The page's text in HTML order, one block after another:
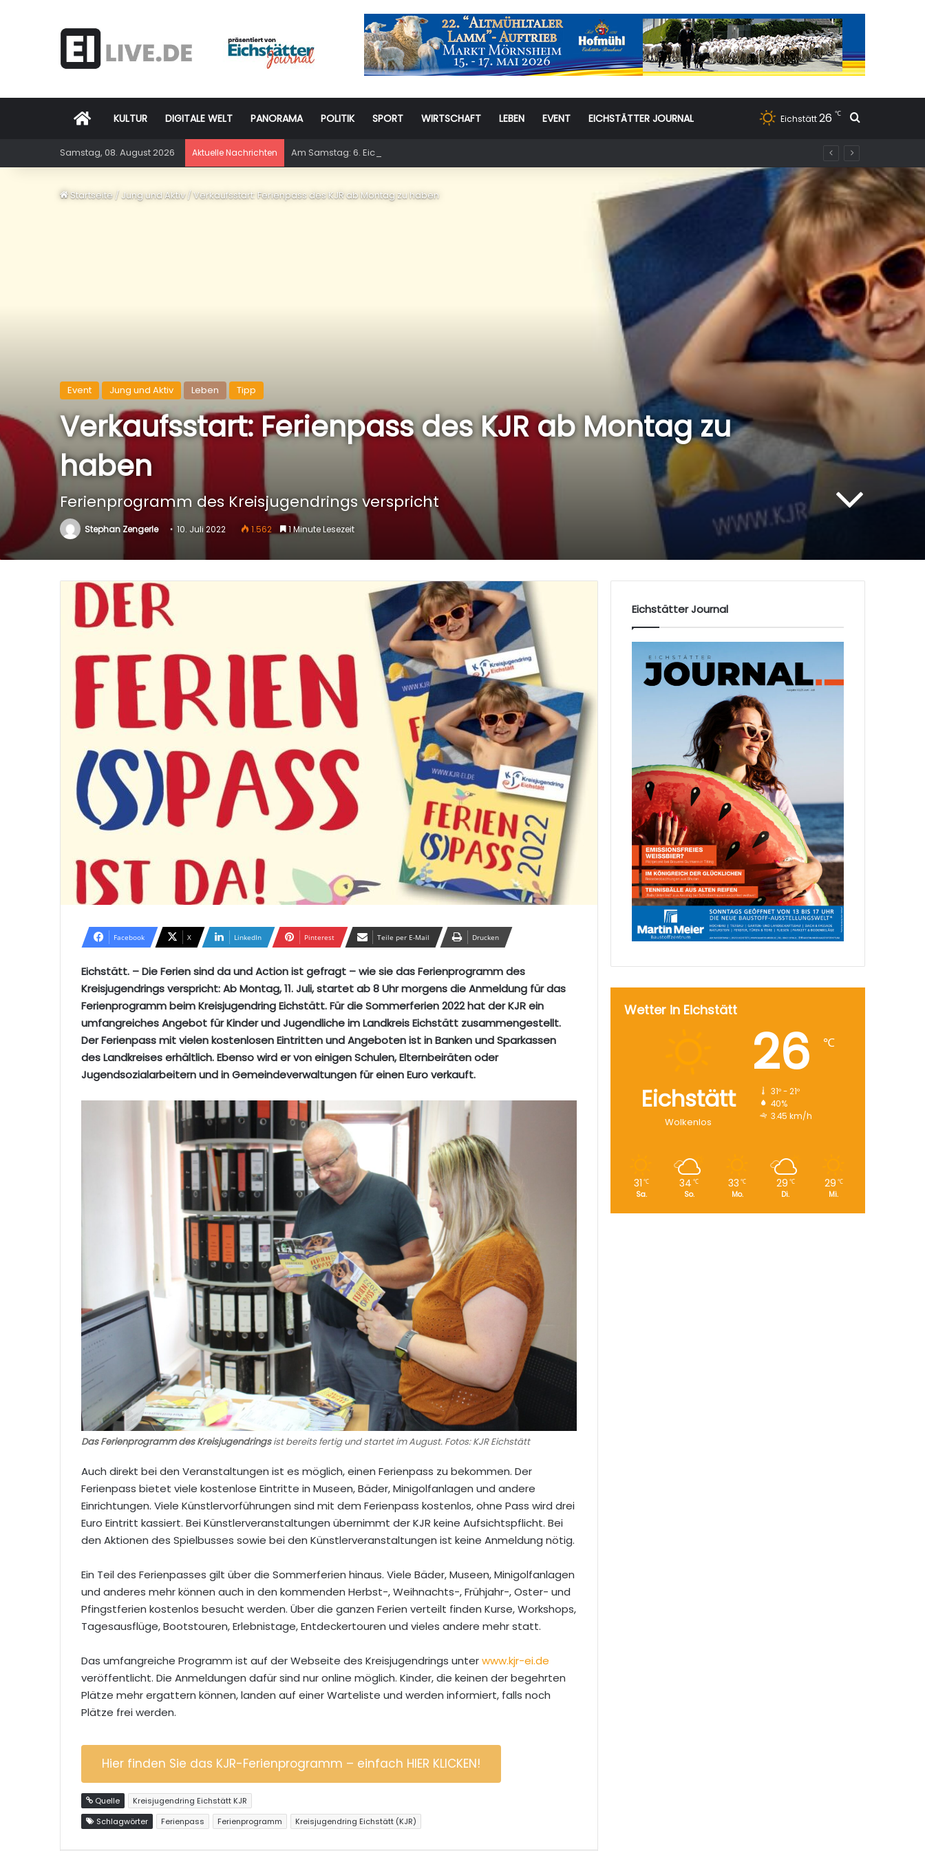
Startseite
KULTUR DIGITALE WELT PANORAMA POLITIK SPORT WIRTSCHAFT LEBEN EVENT EICHSTÄTTER JOURNAL Eichstätt26 ℃ Suchen
Samstag, 08. August 2026 Aktuelle Nachrichten Am Samstag: 6. Eichstätter Kinder- und Jugendtag – für ganze Familie
Startseite /Jung und Aktiv /Verkaufsstart: Ferienpass des KJR ab Montag zu haben
Event Jung und Aktiv Leben Tipp
Verkaufsstart: Ferienpass des KJR ab Montag zu
haben
Ferienprogramm des Kreisjugendrings verspricht
Stephan Zengerle 10. Juli 2022 1.562 1 Minute Lesezeit
Facebook X LinkedIn Pinterest Teile per E-Mail Drucken
Eichstätt. – Die Ferien sind da und Action ist gefragt – wie sie das Ferienprogramm des
Kreisjugendrings verspricht: Ab Montag, 11. Juli, startet ab 8 Uhr morgens die Anmeldung für das
Ferienprogramm beim Kreisjugendring Eichstätt. Für die Sommerferien 2022 hat der KJR ein
umfangreiches Angebot für Kinder und Jugendliche im Landkreis Eichstätt zusammengestellt.
Der Ferienpass mit vielen kostenlosen Eintritten und Angeboten ist in Banken und Sparkassen
des Landkreises erhältlich. Ebenso wird er von einigen Schulen, Elternbeiräten oder
Jugendsozialarbeitern und in Gemeindeverwaltungen für einen Euro verkauft.
Das Ferienprogramm des Kreisjugendringsist bereits fertig und startet im August. Fotos: KJR Eichstätt
Auch direkt bei den Veranstaltungen ist es möglich, einen Ferienpass zu bekommen. Der
Ferienpass bietet viele kostenlose Eintritte in Museen, Bäder, Minigolfanlagen und andere
Einrichtungen. Viele Künstlervorführungen sind mit dem Ferienpass kostenlos, ohne Pass wird drei
Euro Eintritt kassiert. Bei Künstlerveranstaltungen übernimmt der KJR keine Aufsichtspflicht. Bei
den Aktionen des Spielbusses sowie bei den Künstlerveranstaltungen ist keine Anmeldung nötig.
Ein Teil des Ferienpasses gilt über die Sommerferien hinaus. Viele Bäder, Museen, Minigolfanlagen
und anderes mehr können auch in den kommenden Herbst-, Weihnachts-, Frühjahr-, Oster- und
Pfingstferien kostenlos besucht werden. Über die ganzen Ferien verteilt finden Kurse, Workshops,
Tagesausflüge, Bootstouren, Erlebnistage, Entdeckertouren und vieles andere mehr statt.
Das umfangreiche Programm ist auf der Webseite des Kreisjugendrings unterwww.kjr-ei.de
veröffentlicht. Die Anmeldungen dafür sind nur online möglich. Kinder, die keinen der begehrten
Plätze mehr ergattern können, landen auf einer Warteliste und werden informiert, falls noch
Plätze frei werden.
Hier finden Sie das KJR-Ferienprogramm – einfach HIER KLICKEN!
Quelle
Kreisjugendring Eichstätt KJR
Schlagwörter
Ferienpass Ferienprogramm Kreisjugendring Eichstätt (KJR)
Eichstätter Journal
Wetter in Eichstätt
Eichstätt
Wolkenlos
26 ℃
31º - 21º
40%
3.45 km/h
31 ℃
Sa.
34 ℃
So.
33 ℃
Mo.
29 ℃
Di.
29 ℃
Mi.